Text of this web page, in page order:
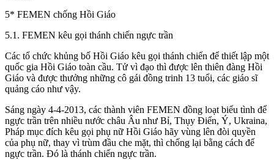
5* FEMEN chống Hồi Giáo
5.1. FEMEN kêu gọi thánh chiến ngực trần
Các tổ chức khủng bố Hồi Giáo kêu gọi thánh chiến để thiết lập một
quốc gia Hồi Giáo toàn cầu. Tử vì đạo thì được lên thiên đàng Hồi
Giáo và được thưởng những cô gái đồng trinh 13 tuổi, các giáo sĩ
quảng cáo như vậy.
Sáng ngày 4-4-2013, các thành viên FEMEN đồng loạt biểu tình để
ngực trần trên nhiều nước châu Âu như Bỉ, Thụy Điển, Ý, Ukraina,
Pháp mục đích kêu gọi phụ nữ Hồi Giáo hãy vùng lên đòi quyền
của phụ nữ, thay vì trùm đầu che mặt, thì chống lại bằng cách để
ngực trần. Đó là thánh chiến ngực trần.